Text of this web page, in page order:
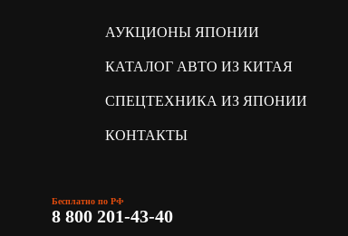
АУКЦИОНЫ ЯПОНИИ
КАТАЛОГ АВТО ИЗ КИТАЯ
СПЕЦТЕХНИКА ИЗ ЯПОНИИ
КОНТАКТЫ
Бесплатно по РФ
8 800 201-43-40